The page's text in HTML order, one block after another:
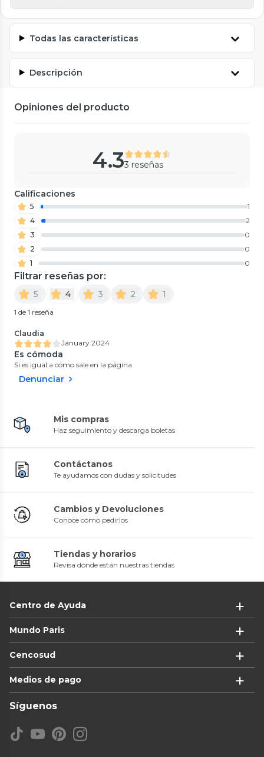
Todas las características
Descripción
Opiniones del producto
4.33 reseñas
Calificaciones
5
1
4
2
3
0
2
0
1
0
Filtrar reseñas por:
5 4 3 2 1
1 de 1 reseña
Claudia
January 2024
Es cómoda
Si es igual a cómo sale en la página
Denunciar
Mis compras
Haz seguimiento y descarga boletas
Contáctanos
Te ayudamos con dudas y solicitudes
Cambios y Devoluciones
Conoce cómo pedirlos
Tiendas y horarios
Revisa dónde están nuestras tiendas
Centro de Ayuda
Mundo Paris
Cencosud
Medios de pago
Síguenos